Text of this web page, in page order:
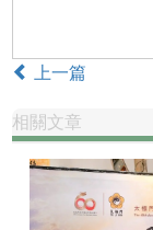
上一篇
相關文章